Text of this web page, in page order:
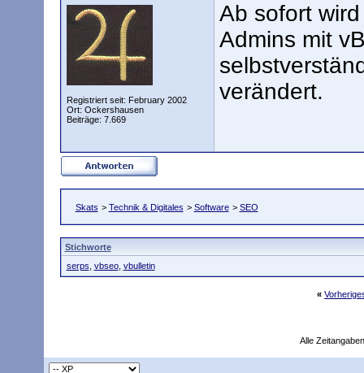
Registriert seit: February 2002
Ort: Ockershausen
Beiträge: 7.669
Ab sofort
Admins mit
verändert.
Skats > Technik & Digitales > Software > SEO
Stichworte
serps vbseo, vbulletin
«
Alle